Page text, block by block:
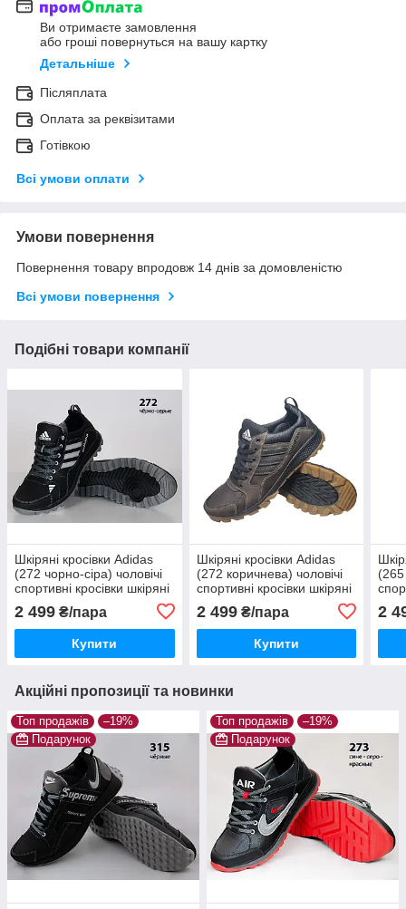
Ви отримаєте замовлення
або гроші повернуться на вашу картку
Детальніше
Післяплата
Оплата за реквізитами
Готівкою
Всі умови оплати
Умови повернення
Повернення товару впродовж 14 днів за домовленістю
Всі умови повернення
Подібні товари компанії
Шкіряні кросівки Adidas
(272 чорно-сіра) чоловічі
спортивні кросівки шкіряні
2 499 ₴/пара
Купити
Шкіряні кросівки Adidas
(272 коричнева) чоловічі
спортивні кросівки шкіряні
2 499₴/пара
Купити
(265
2
Акційні пропозиції та новинки
Топ продажів
–19%
Подарунок
Топ продажів
–19%
Подарунок